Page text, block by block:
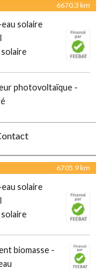
6670.3 km
solaire
photovoltaïque -
6705.9 km
solaire
biomasse -